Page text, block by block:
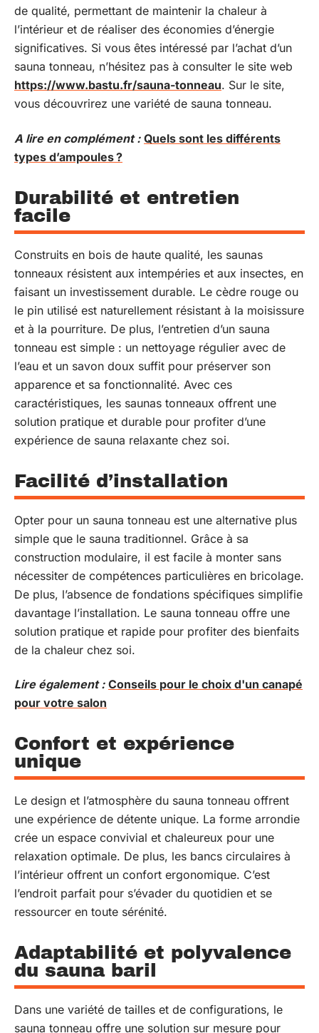
de qualité, permettant de maintenir la chaleur à
l’intérieur et de réaliser des économies d’énergie
significatives. Si vous êtes intéressé par l’achat d’un
sauna tonneau, n’hésitez pas à consulter le site web
https://www.bastu.fr/sauna-tonneau. Sur le site,
vous découvrirez une variété de sauna tonneau.
A lire en complément : Quels sont les différents
types d’ampoules ?
Durabilité et entretien
facile
Construits en bois de haute qualité, les saunas
tonneaux résistent aux intempéries et aux insectes, en
faisant un investissement durable. Le cèdre rouge ou
le pin utilisé est naturellement résistant à la moisissure
et à la pourriture. De plus, l’entretien d’un sauna
tonneau est simple : un nettoyage régulier avec de
l’eau et un savon doux suffit pour préserver son
apparence et sa fonctionnalité. Avec ces
caractéristiques, les saunas tonneaux offrent une
solution pratique et durable pour profiter d’une
expérience de sauna relaxante chez soi.
Facilité d’installation
Opter pour un sauna tonneau est une alternative plus
simple que le sauna traditionnel. Grâce à sa
construction modulaire, il est facile à monter sans
nécessiter de compétences particulières en bricolage.
De plus, l’absence de fondations spécifiques simplifie
davantage l’installation. Le sauna tonneau offre une
solution pratique et rapide pour profiter des bienfaits
de la chaleur chez soi.
Lire également : Conseils pour le choix d'un canapé
pour votre salon
Confort et expérience
unique
Le design et l’atmosphère du sauna tonneau offrent
une expérience de détente unique. La forme arrondie
crée un espace convivial et chaleureux pour une
relaxation optimale. De plus, les bancs circulaires à
l’intérieur offrent un confort ergonomique. C’est
l’endroit parfait pour s’évader du quotidien et se
ressourcer en toute sérénité.
Adaptabilité et polyvalence
du sauna baril
Dans une variété de tailles et de configurations, le
sauna tonneau offre une solution sur mesure pour